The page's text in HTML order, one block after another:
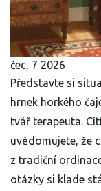
čec, 7 2026
Představte si
hrnek horkého
tvář terapeuta.
uvědomujete, že
z tradiční
otázky si klade